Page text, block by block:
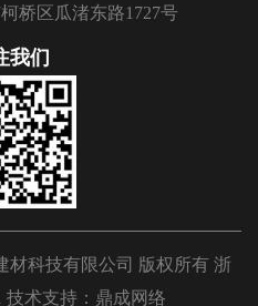
桥区瓜渚东路1727号
我们
材科技有限公司 版权所有 浙
技术支持： 鼎成网络